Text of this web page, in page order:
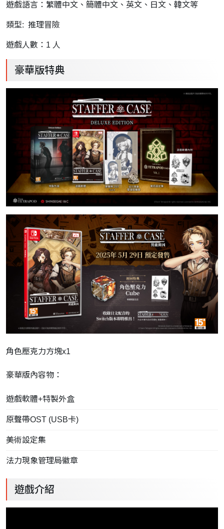
遊戲語言：繁體中文、簡體中文、英文、日文、韓文等
類型: 推理冒險
遊戲人數：1 人
豪華版特典
角色壓克力方塊x1
豪華版內容物：
遊戲軟體+特製外盒
原聲帶OST (USB卡)
美術設定集
法力現象管理局徽章
遊戲介紹